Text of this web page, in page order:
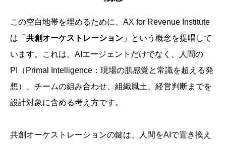
この空白地帯を埋めるために、AX for Revenue Institute
は「 共創オーケストレーション 」という概念を提唱して
います。これは、AIエージェントだけでなく、人間の
PI（Primal Intelligence：現場の肌感覚と常識を超える発
想）、チームの組み合わせ、組織風土、経営判断までを
設計対象に含める考え方です。
共創オーケストレーションの鍵は、人間をAIで置き換え